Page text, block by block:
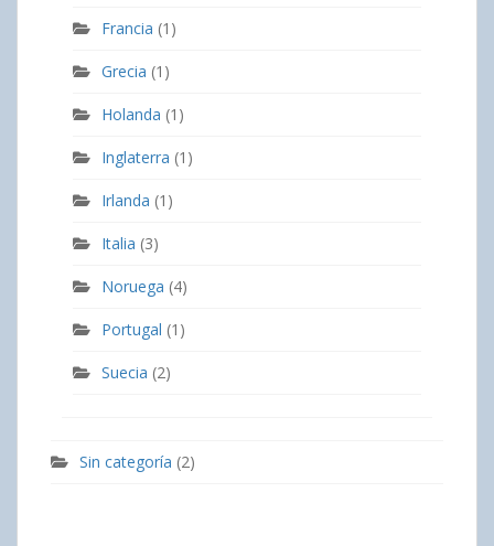
Francia (1)
Grecia (1)
Holanda (1)
Inglaterra (1)
Irlanda (1)
Italia (3)
Noruega (4)
Portugal (1)
Suecia (2)
Sin categoría (2)